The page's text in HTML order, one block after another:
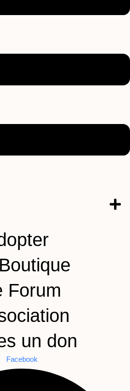
Forum
un don
Facebook